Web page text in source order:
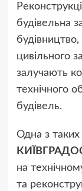
будівельна
цивільного
залучають
технічного
будівель.
Одна з
на
та